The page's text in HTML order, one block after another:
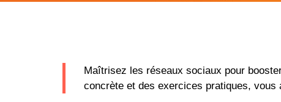
Maîtrisez les réseaux sociaux pour
concrète et des exercices pratiques,